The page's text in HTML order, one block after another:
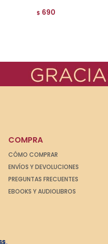
$ 690
COMPRA
CÓMO COMPRAR
ENVÍOS Y DEVOLUCIONES
PREGUNTAS FRECUENTES
EBOOKS Y AUDIOLIBROS